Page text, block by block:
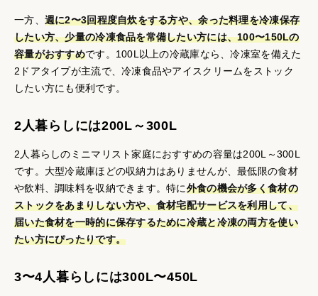
一方、 週に2〜3回程度自炊をする方や、余った料理を冷凍保存
したい方、少量の冷凍食品を常備したい方には、100〜150Lの
容量がおすすめです。100L以上の冷蔵庫なら、冷凍室を備えた
2ドアタイプが主流で、冷凍食品やアイスクリームをストック
したい方にも便利です。
2人暮らしには200L～300L
2人暮らしのミニマリスト家庭におすすめの容量は200L～300L
です。大型冷蔵庫ほどの収納力はありませんが、最低限の食材
や飲料、調味料を収納できます。特に外食の機会が多く食材の
ストックをあまりしない方や、食材宅配サービスを利用して、
届いた食材を一時的に保存するために冷蔵と冷凍の両方を使い
たい方にぴったりです。
3〜4人暮らしには300L〜450L